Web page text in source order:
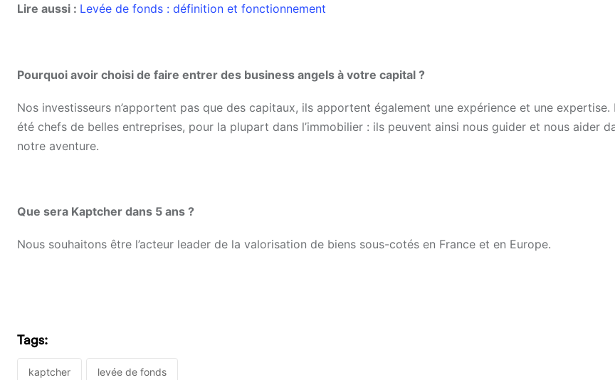
Lire aussi : Levée de fonds : définition et fonctionnement
Pourquoi avoir choisi de faire entrer des business angels à votre capital ?
Nos investisseurs n’apportent pas que des capitaux, ils apportent également une expérience et une expertise.
été chefs de belles entreprises, pour la plupart dans l’immobilier : ils peuvent ainsi nous guider et nous aider
notre aventure.
Que sera Kaptcher dans 5 ans ?
Nous souhaitons être l’acteur leader de la valorisation de biens sous-cotés en France et en Europe.
Tags:
kaptcher levée de fonds